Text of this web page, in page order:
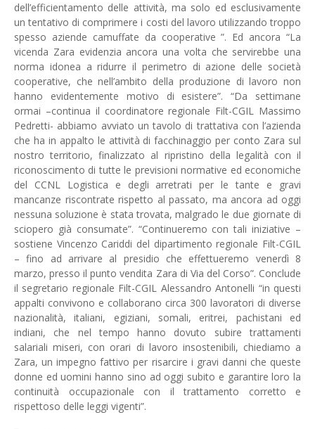
dell’efficientamento delle attività, ma solo ed esclusivamente
un tentativo di comprimere i costi del lavoro utilizzando troppo
spesso aziende camuffate da cooperative ”. Ed ancora “La
vicenda Zara evidenzia ancora una volta che servirebbe una
norma idonea a ridurre il perimetro di azione delle società
cooperative, che nell’ambito della produzione di lavoro non
hanno evidentemente motivo di esistere”. “Da settimane
ormai –continua il coordinatore regionale Filt-CGIL Massimo
Pedretti- abbiamo avviato un tavolo di trattativa con l’azienda
che ha in appalto le attività di facchinaggio per conto Zara sul
nostro territorio, finalizzato al ripristino della legalità con il
riconoscimento di tutte le previsioni normative ed economiche
del CCNL Logistica e degli arretrati per le tante e gravi
mancanze riscontrate rispetto al passato, ma ancora ad oggi
nessuna soluzione è stata trovata, malgrado le due giornate di
sciopero già consumate”. “Continueremo con tali iniziative –
sostiene Vincenzo Cariddi del dipartimento regionale Filt-CGIL
– fino ad arrivare al presidio che effettueremo venerdì 8
marzo, presso il punto vendita Zara di Via del Corso”. Conclude
il segretario regionale Filt-CGIL Alessandro Antonelli “in questi
appalti convivono e collaborano circa 300 lavoratori di diverse
nazionalità, italiani, egiziani, somali, eritrei, pachistani ed
indiani, che nel tempo hanno dovuto subire trattamenti
salariali miseri, con orari di lavoro insostenibili, chiediamo a
Zara, un impegno fattivo per risarcire i gravi danni che queste
donne ed uomini hanno sino ad oggi subito e garantire loro la
continuità occupazionale con il trattamento corretto e
rispettoso delle leggi vigenti”.